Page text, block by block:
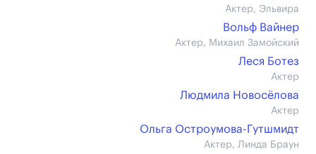
Актер, Эльвира
Вольф Вайнер
Актер, Михаил Замойский
Леся Ботез
Актер
Людмила Новосёлова
Актер
Ольга Остроумова-Гутшмидт
Актер, Линда Браун